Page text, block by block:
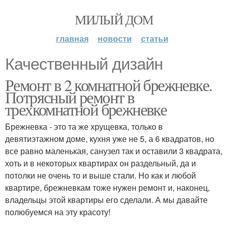
МИЛЫЙ ДОМ
главная новости статьи
Качественный дизайн
Ремонт в 2 комнатной брежневке.
Потрясный ремонт в
трехкомнатной брежневке
Брежневка - это та же хрущевка, только в
девятиэтажном доме, кухня уже не 5, а 6 квадратов, но
все равно маленькая, санузел так и оставили 3 квадрата,
хоть и в некоторых квартирах он раздельный, да и
потолки не очень то и выше стали. Но как и любой
квартире, брежневкам тоже нужен ремонт и, наконец,
владельцы этой квартиры его сделали. А мы давайте
полюбуемся на эту красоту!